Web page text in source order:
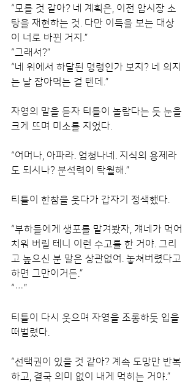
“모를 것 같아? 네 계획은, 이전 암시장 소
탕을 재현하는 것. 다만 이득을 보는 대상
이 너로 바뀐 거지.”
“그래서?”
“네 위에서 하달된 명령인가 보지? 네 의지
는 날 잡아먹는 걸 텐데.”
자영의 말을 듣자 티틀이 놀랍다는 듯 눈을
크게 뜨며 미소를 지었다.
“어머나, 아파라. 엄청나네. 지식의 용제라
도 되시나? 분석력이 탁월해.”
티틀이 한참을 웃다가 갑자기 정색했다.
“부하들에게 생포를 맡겨봤자, 걔네가 먹어
치워 버릴 테니 이런 수고를 한 거야. 그리
고 높으신 분 말은 상관없어. 놓쳐버렸다고
하면 그만이거든.”
“…”
티틀이 다시 웃으며 자영을 조롱하듯 입을
떠벌렸다.
“선택권이 있을 것 같아? 계속 도망만 반복
하고, 결국 의미 없이 내게 먹히는 거야.”